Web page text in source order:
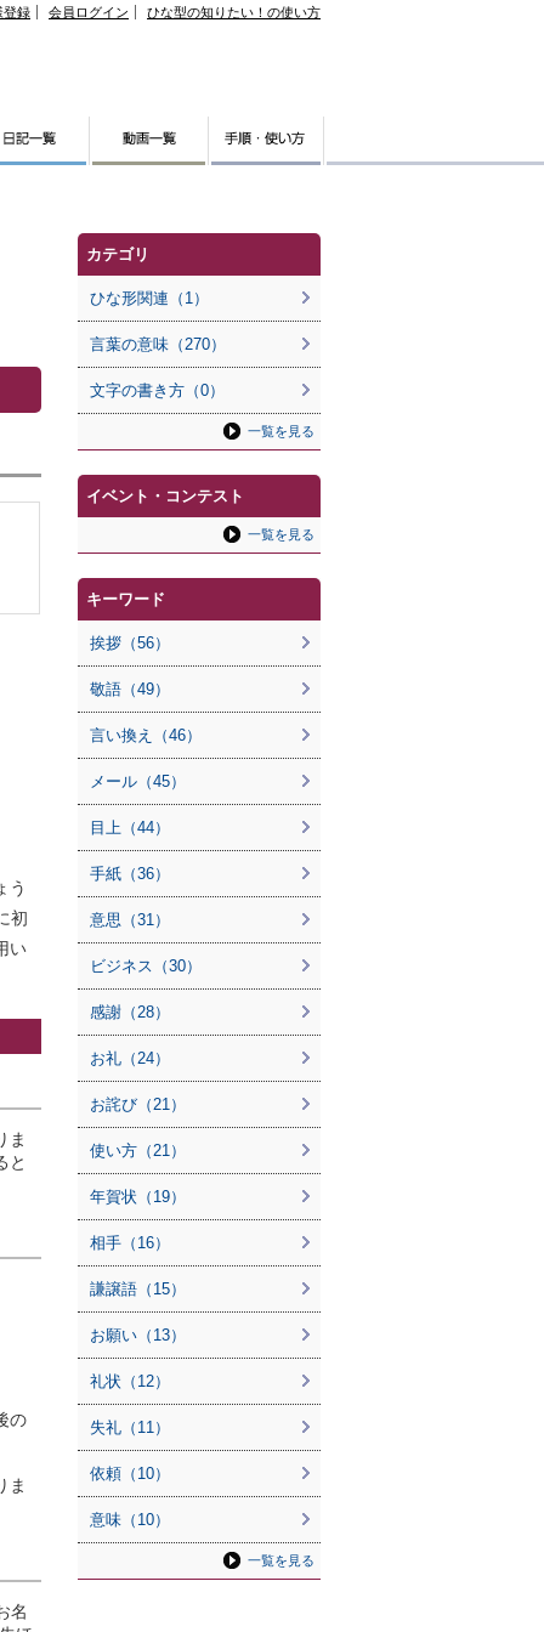
登録 会員ログイン ひな型の知りたい！の使い方
う
初
い
ま
と
の
ま
名
カテゴリ
ひな形関連（1）
言葉の意味（270）
文字の書き方（0）
一覧を見る
イベント・コンテスト
一覧を見る
キーワード
挨拶（56）
敬語（49）
言い換え（46）
メール（45）
目上（44）
手紙（36）
意思（31）
ビジネス（30）
感謝（28）
お礼（24）
お詫び（21）
使い方（21）
年賀状（19）
相手（16）
謙譲語（15）
お願い（13）
礼状（12）
失礼（11）
依頼（10）
意味（10）
一覧を見る